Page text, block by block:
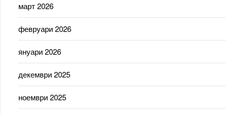
март 2026
февруари 2026
януари 2026
декември 2025
ноември 2025